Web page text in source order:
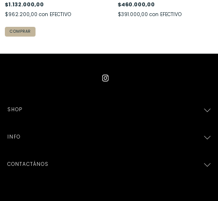
$1.132.000,00
$962.200,00 con EFECTIVO
COMPRAR
$460.000,00
$391.000,00 con EFECTIVO
SHOP
INFO
CONTACTÁNOS